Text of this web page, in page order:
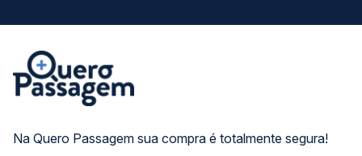
Na Quero Passagem sua compra é totalmente segura!